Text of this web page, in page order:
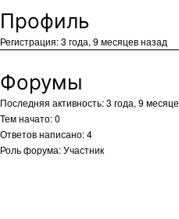
Профиль
Регистрация: 3 года, 9 месяцев назад
Форумы
Последняя активность: 3 года, 9
Тем начато: 0
Ответов написано: 4
Роль форума: Участник